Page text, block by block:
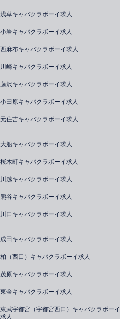
浅草キャバクラボーイ求人
小岩キャバクラボーイ求人
西麻布キャバクラボーイ求人
川崎キャバクラボーイ求人
藤沢キャバクラボーイ求人
小田原キャバクラボーイ求人
元住吉キャバクラボーイ求人
大船キャバクラボーイ求人
桜木町キャバクラボーイ求人
川越キャバクラボーイ求人
熊谷キャバクラボーイ求人
川口キャバクラボーイ求人
成田キャバクラボーイ求人
柏（西口）キャバクラボーイ求人
茂原キャバクラボーイ求人
東金キャバクラボーイ求人
東武宇都宮（宇都宮西口）キャバクラボーイ
求人